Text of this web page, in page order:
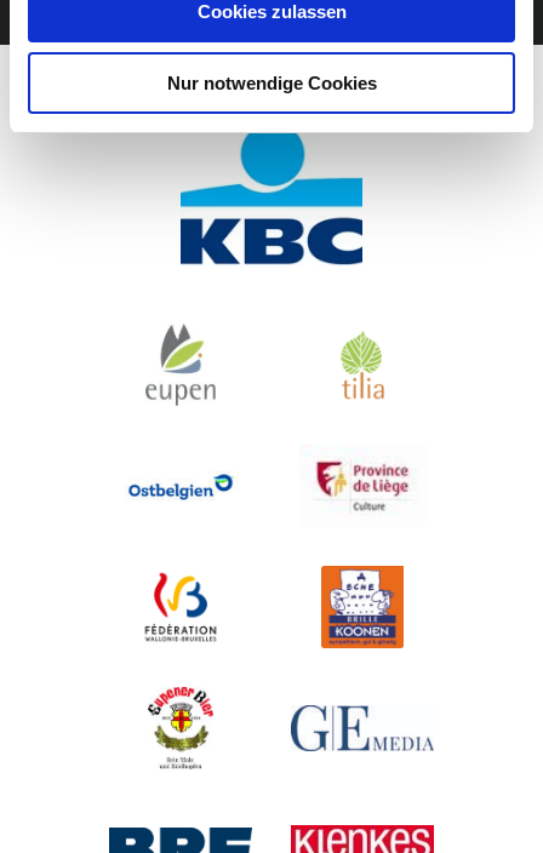
Cookies zulassen
Nur notwendige Cookies